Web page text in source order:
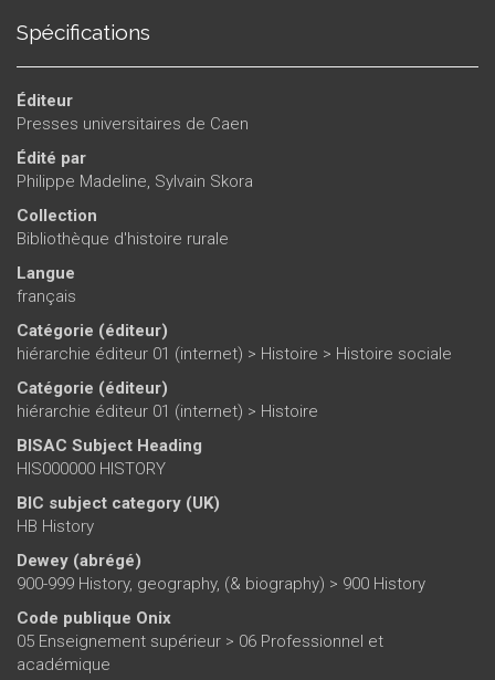
Spécifications
Éditeur
Presses universitaires de Caen
Édité par
Philippe Madeline, Sylvain Skora
Collection
Bibliothèque d'histoire rurale
Langue
français
Catégorie (éditeur)
hiérarchie éditeur 01 (internet) > Histoire > Histoire sociale
Catégorie (éditeur)
hiérarchie éditeur 01 (internet) > Histoire
BISAC Subject Heading
HIS000000 HISTORY
BIC subject category (UK)
HB History
Dewey (abrégé)
900-999 History, geography, (& biography) > 900 History
Code publique Onix
05 Enseignement supérieur > 06 Professionnel et
académique